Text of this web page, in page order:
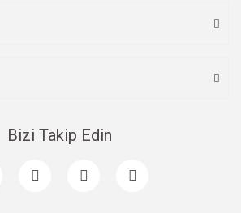
Bizi Takip Edin